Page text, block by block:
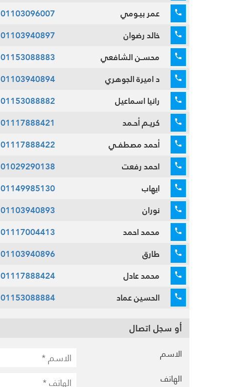
عمر بيـومي
01103096007
خالد رضوان
01103940897
محسـن الشافعي
01153088883
د اميرة الجوهري
01103940894
رانيا اسماعيل
01153088882
كريـم أحـمد
01117888421
أحمد مصطفـي
01117888422
احمد رفعت
01029290138
ايهاب
01149985130
نوران
01103940893
محمد احمد
01117004413
طارق
01103940896
محمد عادل
01117888424
الحسين عماد
01153088884
أو سجل اتصال
الاسم
الهاتف